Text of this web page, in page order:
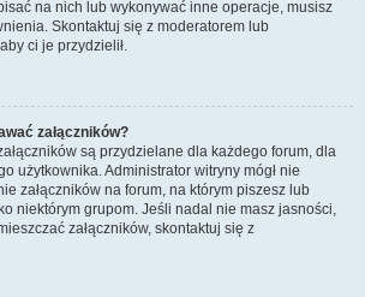
na nich lub wykonywać inne operacje, musisz
Skontaktuj się z moderatorem lub
ci je przydzielił.
załączników?
są przydzielane dla każdego forum, dla
użytkownika. Administrator witryny mógł nie
załączników na forum, na którym piszesz lub
niektórym grupom. Jeśli nadal nie masz jasności,
załączników, skontaktuj się z